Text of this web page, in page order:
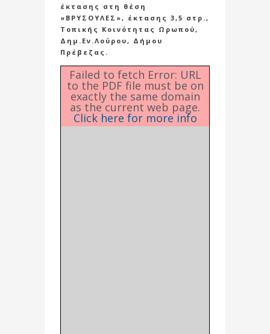
έκτασης στη θέση
«ΒΡΥΣΟΥΛΕΣ», έκτασης 3,5 στρ.,
Τοπικής Κοινότητας Ωρωπού,
Δημ.Εν.Λούρου, Δήμου
Πρέβεζας.
Failed to fetch Error: URL
to the PDF file must be on
exactly the same domain
as the current web page.
Click here for more info